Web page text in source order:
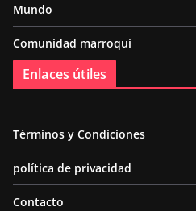
Mundo
Comunidad marroquí
Enlaces útiles
Términos y Condiciones
política de privacidad
Contacto